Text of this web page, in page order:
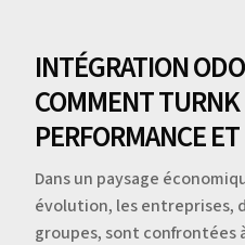
INTÉGRATION
COMMENT TURNK
PERFORMANCE
Dans un paysage
évolution, les entreprises,
groupes, sont confrontées